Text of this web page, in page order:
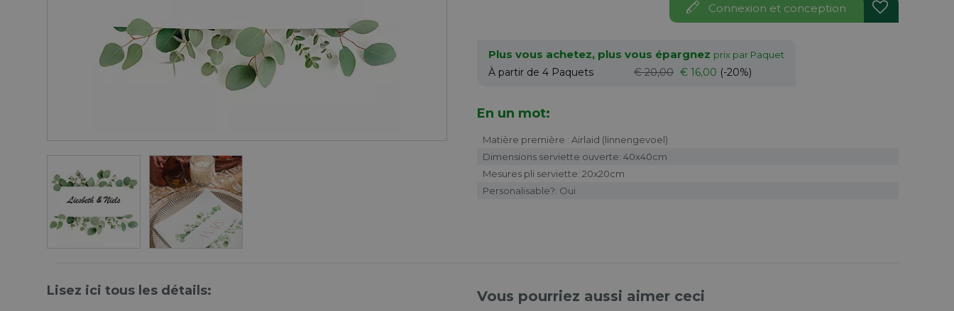
Connexion et conception
Plus vous achetez, plus vous épargnez prix par Paquet
À partir de 4 Paquets € 20,00 € 16,00 (-20%)
En un mot:
Matière première : Airlaid (linnengevoel)
Dimensions serviette ouverte: 40x40cm
Mesures pli serviette: 20x20cm
Personalisable?: Oui
Lisez ici tous les détails: Vous pourriez aussi aimer ceci